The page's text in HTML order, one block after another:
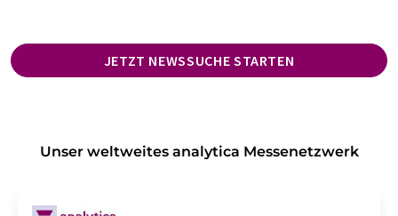
JETZT NEWSSUCHE STARTEN
Unser weltweites analytica Messenetzwerk